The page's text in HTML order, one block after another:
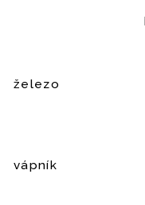
železo
vápník